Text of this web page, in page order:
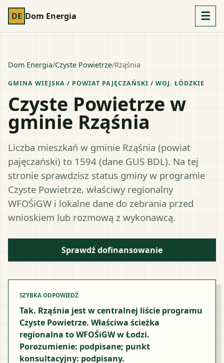
DE Dom Energia ☰
Dom Energia/Czyste Powietrze/Rząśnia
GMINA WIEJSKA / POWIAT PAJĘCZAŃSKI / WOJ. ŁÓDZKIE
Czyste Powietrze w
gminie Rząśnia
Liczba mieszkań w gminie Rząśnia (powiat
pajęczański) to 1594 (dane GUS BDL). Na tej
stronie sprawdzisz status gminy w programie
Czyste Powietrze, właściwy regionalny
WFOŚiGW i lokalne dane do zebrania przed
wnioskiem lub rozmową z wykonawcą.
Sprawdź dofinansowanie
SZYBKA ODPOWIEDŹ
Tak. Rząśnia jest w centralnej liście programu
Czyste Powietrze. Właściwa ścieżka
regionalna to WFOŚiGW w Łodzi.
Porozumienie: podpisane; punkt
konsultacyjny: podpisany.